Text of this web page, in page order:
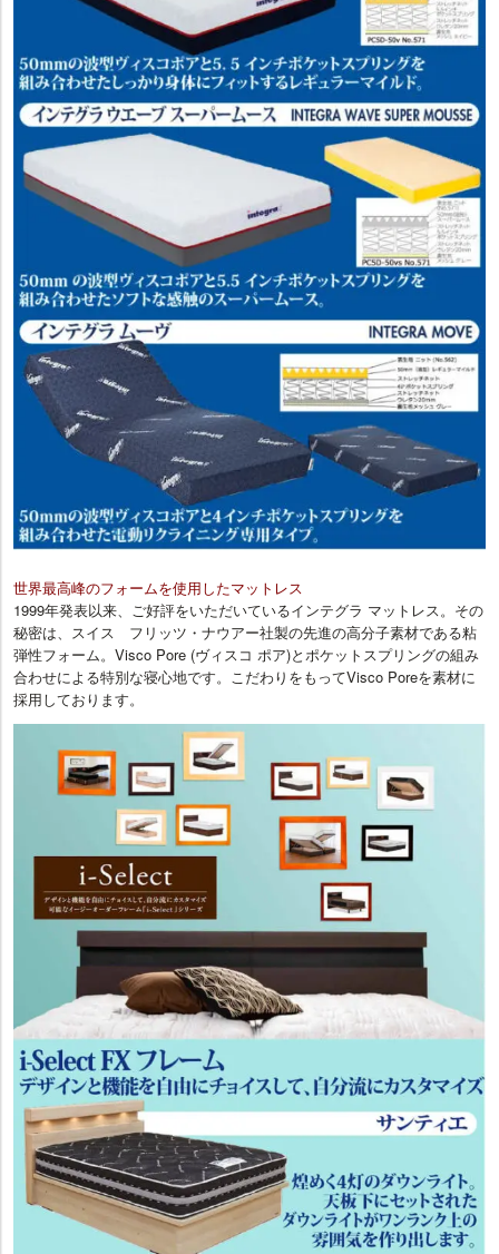
世界最高峰のフォームを使用したマットレス
1999年発表以来、ご好評をいただいているインテグラ マットレス。その
秘密は、スイス フリッツ・ナウアー社製の先進の高分子素材である粘
弾性フォーム。Visco Pore (ヴィスコ ポア)とポケットスプリングの組み
合わせによる特別な寝心地です。こだわりをもってVisco Poreを素材に
採用しております。